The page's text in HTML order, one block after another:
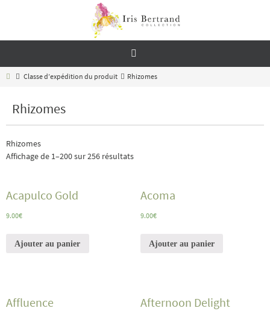
contenu
HomeClasse d’expédition du produit Rhizomes
Rhizomes
Rhizomes
Affichage de 1–200 sur 256 résultats
Acapulco Gold
9.00€
Ajouter au panier
Acoma
9.00€
Ajouter au panier
Affluence Afternoon Delight